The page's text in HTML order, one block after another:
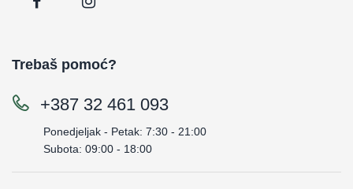
Trebaš pomoć?
+387 32 461 093
Ponedjeljak - Petak: 7:30 - 21:00
Subota: 09:00 - 18:00